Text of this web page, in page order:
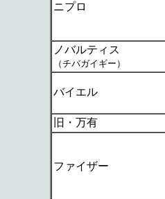
ニプロ
ノバルティス
（チバガイギー）
バイエル
旧・万有
ファイザー